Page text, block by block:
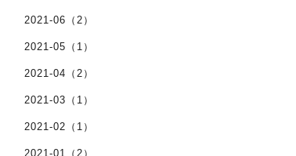
2021-06（2）
2021-05（1）
2021-04（2）
2021-03（1）
2021-02（1）
2021-01（2）